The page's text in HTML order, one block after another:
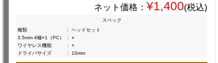
ネット価格： ¥1,400(税込)
スペック
種類
:
ヘッドセット
3.5mm 4極×1（PC）
:
○
ワイヤレス機能
:
×
ドライバサイズ
: 10mm